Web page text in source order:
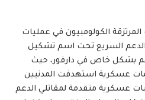
المرتزقة الكولومبيون في عمليات
الدعم السريع تحت اسم تشكيل
بشكل خاص في دارفور، حيث
عسكرية استهدفت المدنيين
عسكرية متقدمة لمقاتلي الدعم